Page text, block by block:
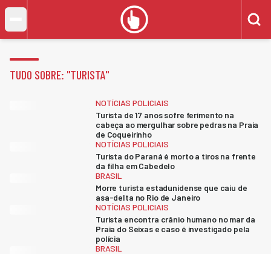
TUDO SOBRE: "TURISTA"
NOTÍCIAS POLICIAIS
Turista de 17 anos sofre ferimento na
cabeça ao mergulhar sobre pedras na Praia
de Coqueirinho
NOTÍCIAS POLICIAIS
Turista do Paraná é morto a tiros na frente
da filha em Cabedelo
BRASIL
Morre turista estadunidense que caiu de
asa-delta no Rio de Janeiro
NOTÍCIAS POLICIAIS
Turista encontra crânio humano no mar da
Praia do Seixas e caso é investigado pela
polícia
BRASIL